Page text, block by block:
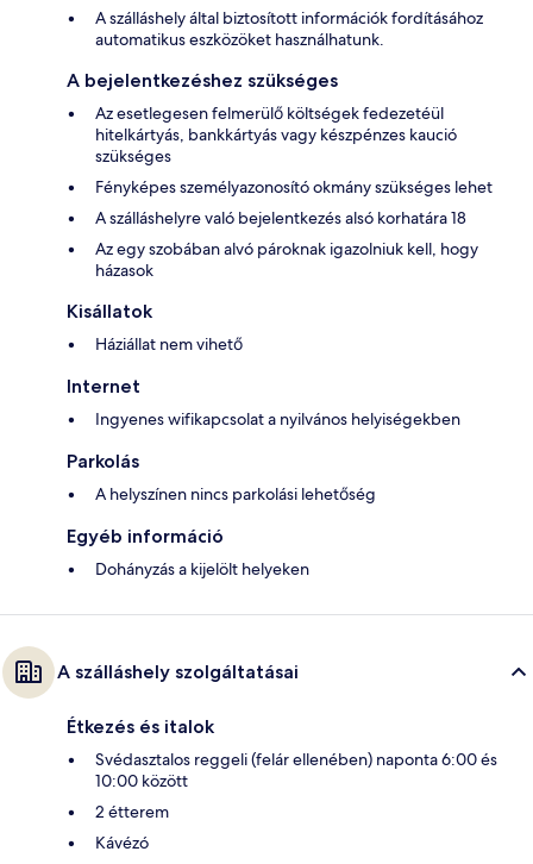
A szálláshely által biztosított információk fordításához
automatikus eszközöket használhatunk.
A bejelentkezéshez szükséges
Az esetlegesen felmerülő költségek fedezetéül
hitelkártyás, bankkártyás vagy készpénzes kaució
szükséges
Fényképes személyazonosító okmány szükséges lehet
A szálláshelyre való bejelentkezés alsó korhatára 18
Az egy szobában alvó pároknak igazolniuk kell, hogy
házasok
Kisállatok
Háziállat nem vihető
Internet
Ingyenes wifikapcsolat a nyilvános helyiségekben
Parkolás
A helyszínen nincs parkolási lehetőség
Egyéb információ
Dohányzás a kijelölt helyeken
A szálláshely szolgáltatásai
Étkezés és italok
Svédasztalos reggeli (felár ellenében) naponta 6:00 és
10:00 között
2 étterem
Kávézó